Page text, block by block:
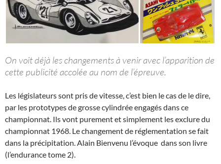
On voit déjà les changements à venir avec l’apparition de
cette publicité accolée au nom de l’épreuve.
Les législateurs sont pris de vitesse, c’est bien le cas de le dire,
par les prototypes de grosse cylindrée engagés dans ce
championnat. Ils vont purement et simplement les exclure du
championnat 1968. Le changement de réglementation se fait
dans la précipitation. Alain Bienvenu l’évoque dans son livre
(l’endurance tome 2).